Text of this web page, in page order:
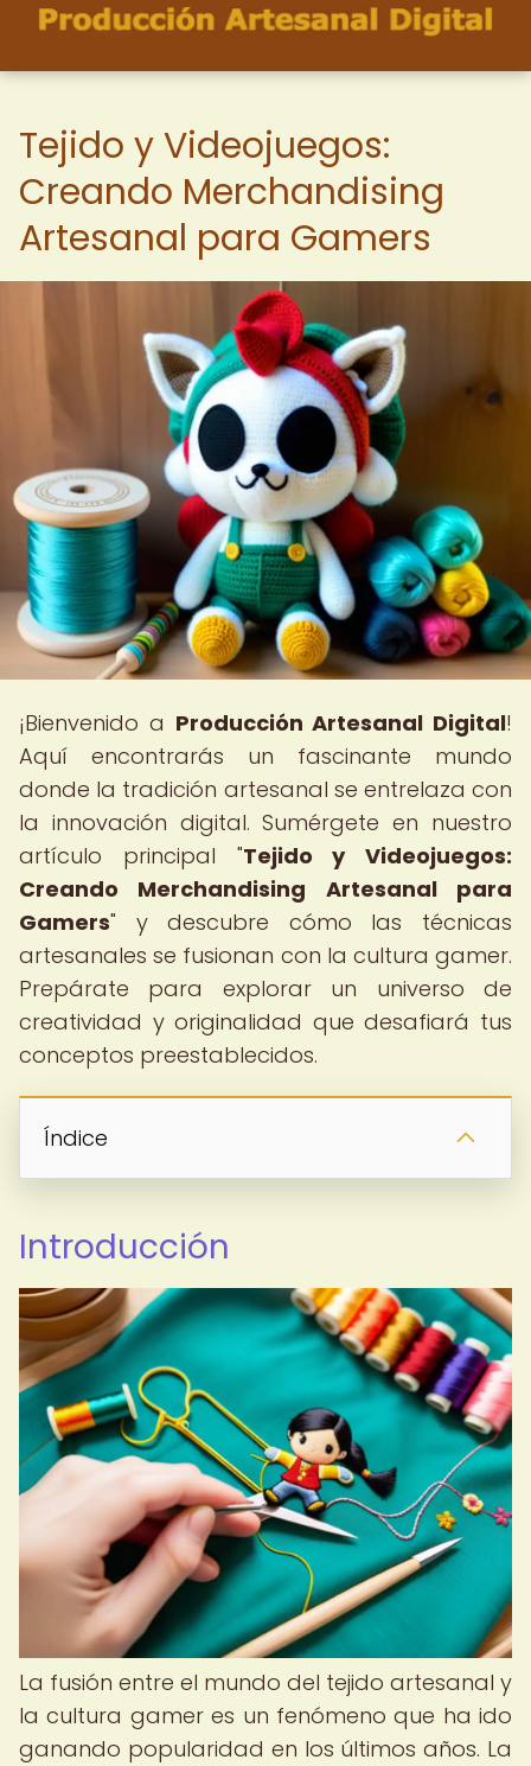
Tejido y Videojuegos:
Creando Merchandising
Artesanal para Gamers
¡Bienvenido a Producción Artesanal Digital!
Aquí encontrarás un fascinante mundo
donde la tradición artesanal se entrelaza con
la innovación digital. Sumérgete en nuestro
artículo principal "Tejido y Videojuegos:
Creando Merchandising Artesanal para
Gamers" y descubre cómo las técnicas
artesanales se fusionan con la cultura gamer.
Prepárate para explorar un universo de
creatividad y originalidad que desafiará tus
conceptos preestablecidos.
Índice
Introducción
La fusión entre el mundo del tejido artesanal y
la cultura gamer es un fenómeno que ha ido
ganando popularidad en los últimos años. La